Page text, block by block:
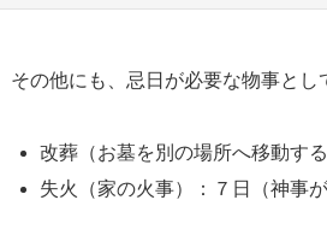
その他にも、忌日が必要な物事とし
改葬（お墓を別の場所へ移動す
失火（家の火事）：７日（神事